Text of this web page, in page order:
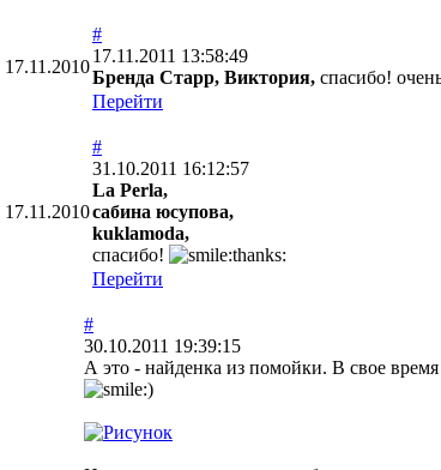
17.11.2010
#
17.11.2011 13:58:49
Бренда Старр, Виктория, спасибо!
Перейти
17.11.2010
#
31.10.2011 16:12:57
La Perla,
сабина юсупова,
kuklamoda,
спасибо!
Перейти
#
30.10.2011 19:39:15
А это - найденка из помойки. В свое